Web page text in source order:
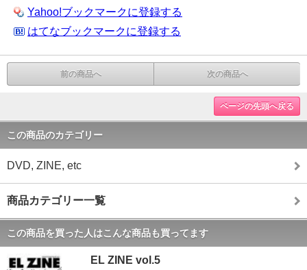
Yahoo!ブックマークに登録する
はてなブックマークに登録する
前の商品へ 次の商品へ
ページの先頭へ戻る
この商品のカテゴリー
DVD, ZINE, etc
商品カテゴリー一覧
この商品を買った人はこんな商品も買ってます
EL ZINE vol.5